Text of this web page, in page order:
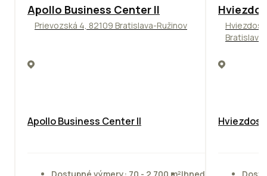
TOP NOVINKA ODPORÚČAME
Apollo Business Center II
Prievozská 4, 82109 Bratislava-Ružinov
Apollo Business Center II
Dostupné výmery: 70 - 2 700 m²Ihneď